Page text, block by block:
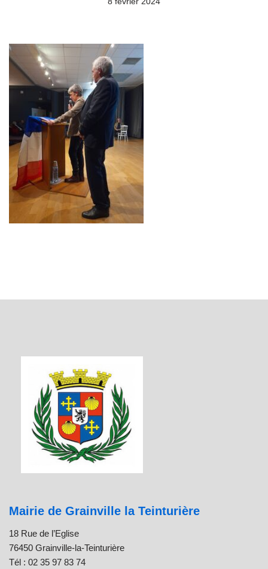
Mairie de Grainville la Teinturière
18 Rue de l’Eglise
76450 Grainville-la-Teinturière
Tél : 02 35 97 83 74